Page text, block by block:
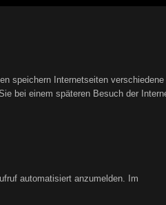
speichern Internetseiten verschiedene
bei einem späteren Besuch der
automatisiert anzumelden. Im